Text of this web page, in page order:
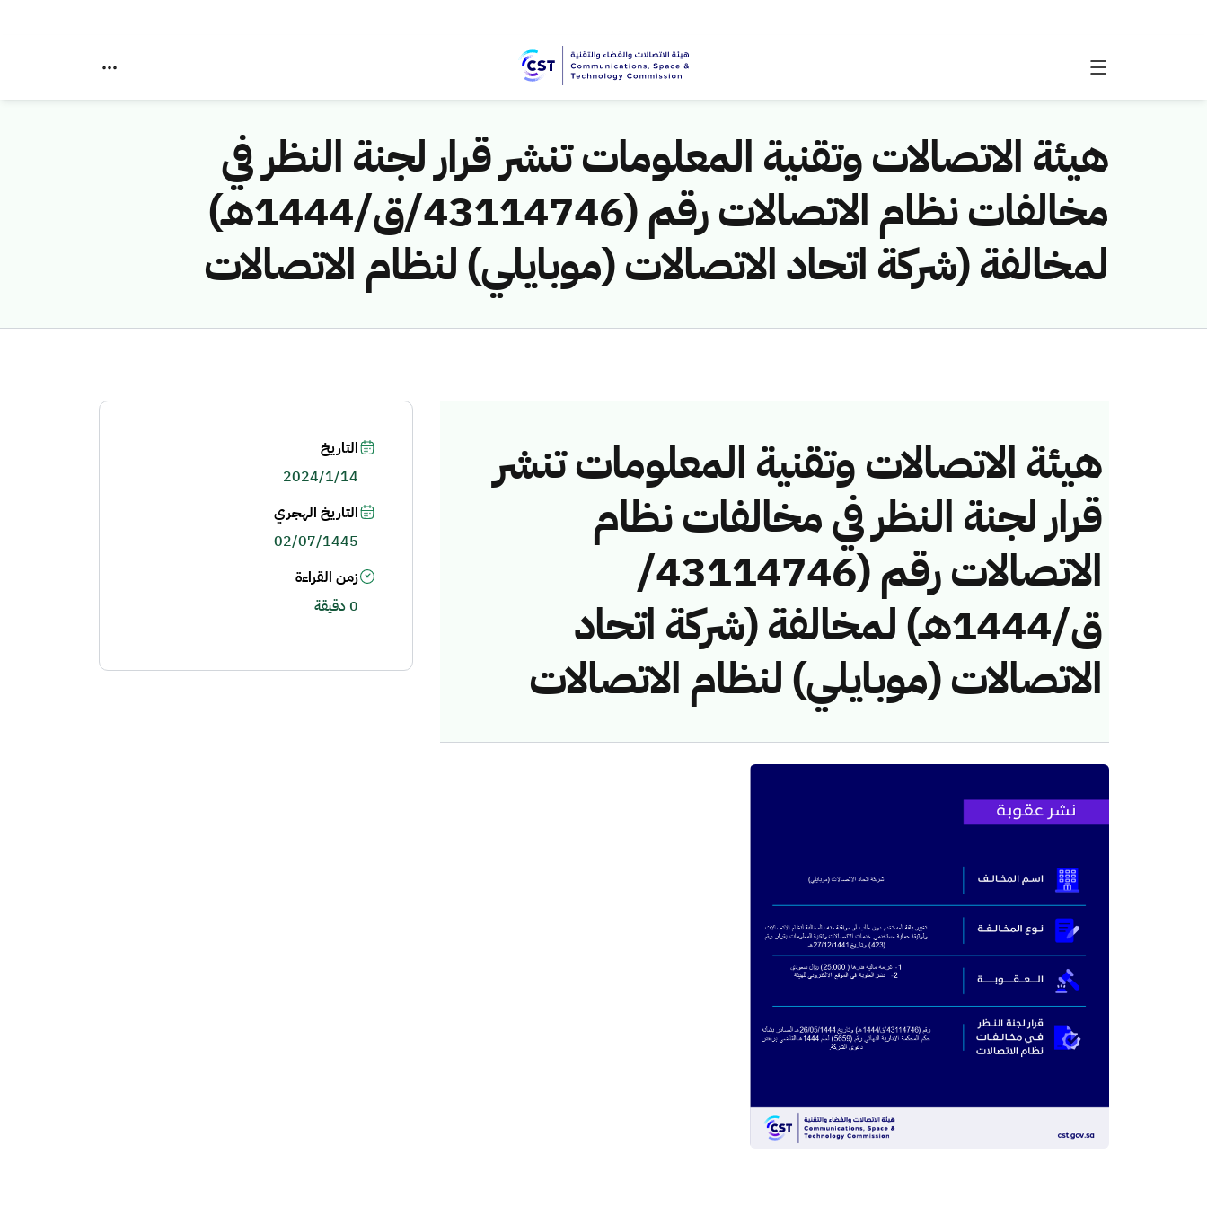
هيئة الاتصالات وتقنية المعلومات تنشر قرار لجنة النظر في
مخالفات نظام الاتصالات رقم (43114746/ق/1444هـ)
لمخالفة (شركة اتحاد الاتصالات (موبايلي) لنظام الاتصالات
هيئة الاتصالات وتقنية المعلومات تنشر
قرار لجنة النظر في مخالفات نظام
الاتصالات رقم (43114746/
ق/1444هـ) لمخالفة (شركة اتحاد
الاتصالات (موبايلي) لنظام الاتصالات
التاريخ
2024/1/14
التاريخ الهجري
02/07/1445
زمن القراءة
0 دقيقة